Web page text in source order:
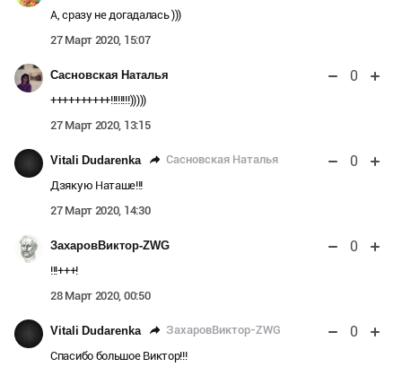
А, сразу не догадалась )))
27 Март 2020, 15:07
Сасновская Наталья 0
++++++++++!!!!!!!!)))))
27 Март 2020, 13:15
Vitali Dudarenka Сасновская Наталья 0
Дзякую Наташе!!!
27 Март 2020, 14:30
ЗахаровВиктор-ZWG 0
!!!+++!
28 Март 2020, 00:50
Vitali Dudarenka ЗахаровВиктор-ZWG 0
Спасибо большое Виктор!!!